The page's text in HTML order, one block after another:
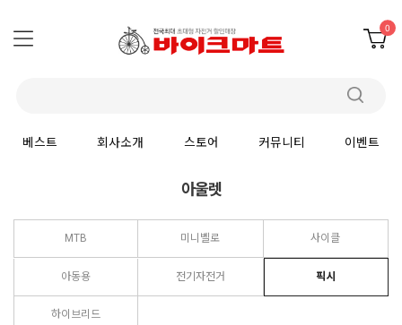
0
베스트 회사소개 스토어 커뮤니티 이벤트
아울렛
MTB 미니벨로 사이클
아동용 전기자전거 픽시
하이브리드